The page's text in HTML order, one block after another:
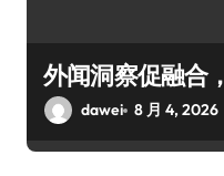
外闻洞察促融合
dawei 8 月 4, 2026